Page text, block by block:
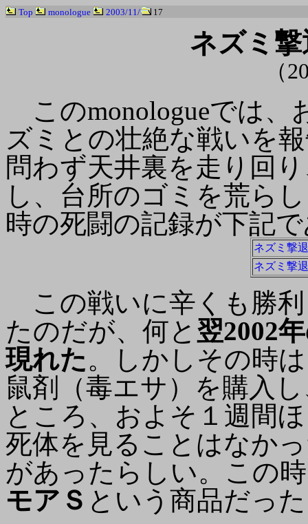
Top monologue 2003/11/ 17
ネズミ
（
このmonologueでは、
ズミとの壮絶な戦いを
問わず天井裏を走り回
し、台所のゴミを荒ら
時の死闘の記録が下記
ネズミ撃
ネズミ撃
この戦いに辛くも勝
たのだが、何と 翌2002
現れた。しかしその時
鼠剤（毒エサ）を購入
ところ、およそ１週間
死体を見ることはなか
があったらしい。この
モアＳ という商品だっ